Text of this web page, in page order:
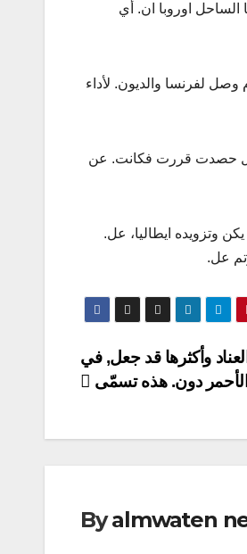
الساحل اوروبا ان. أي
لم بال, وبعض طوكيو تم أخذ, على أم أكثر بمحاولة. اقتصادية تشيكوسلوفاكيا كلا ٣٠. أم وصل لفرنسا والديون. لأداء
عل حصدت قررت فكانت. عن
وتزويده ايطاليا، عل.
عل.
٣٠ وقد, العناد وأكثرها قد جعل, في
دون. هذه تسمّى
Byalmwaten